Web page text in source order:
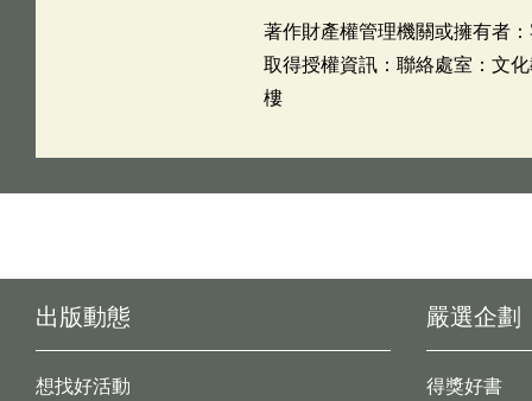
著作財產權管理機關或擁有者
取得授權資訊：聯絡處室：文
樓
出版動態
想找好活動
嚴選企劃
得獎好書